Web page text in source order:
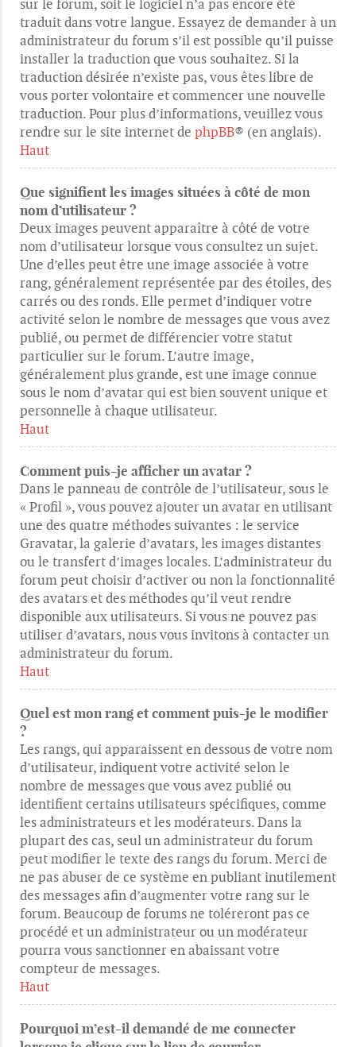
sur le forum, soit le logiciel n’a pas encore été
traduit dans votre langue. Essayez de demander à un
administrateur du forum s’il est possible qu’il puisse
installer la traduction que vous souhaitez. Si la
traduction désirée n’existe pas, vous êtes libre de
vous porter volontaire et commencer une nouvelle
traduction. Pour plus d’informations, veuillez vous
rendre sur le site internet de phpBB® (en anglais).
Haut
Que signifient les images situées à côté de mon
nom d’utilisateur ?
Deux images peuvent apparaître à côté de votre
nom d’utilisateur lorsque vous consultez un sujet.
Une d’elles peut être une image associée à votre
rang, généralement représentée par des étoiles, des
carrés ou des ronds. Elle permet d’indiquer votre
activité selon le nombre de messages que vous avez
publié, ou permet de différencier votre statut
particulier sur le forum. L’autre image,
généralement plus grande, est une image connue
sous le nom d’avatar qui est bien souvent unique et
personnelle à chaque utilisateur.
Haut
Comment puis-je afficher un avatar ?
Dans le panneau de contrôle de l’utilisateur, sous le
« Profil », vous pouvez ajouter un avatar en utilisant
une des quatre méthodes suivantes : le service
Gravatar, la galerie d’avatars, les images distantes
ou le transfert d’images locales. L’administrateur du
forum peut choisir d’activer ou non la fonctionnalité
des avatars et des méthodes qu’il veut rendre
disponible aux utilisateurs. Si vous ne pouvez pas
utiliser d’avatars, nous vous invitons à contacter un
administrateur du forum.
Haut
Quel est mon rang et comment puis-je le modifier
?
Les rangs, qui apparaissent en dessous de votre nom
d’utilisateur, indiquent votre activité selon le
nombre de messages que vous avez publié ou
identifient certains utilisateurs spécifiques, comme
les administrateurs et les modérateurs. Dans la
plupart des cas, seul un administrateur du forum
peut modifier le texte des rangs du forum. Merci de
ne pas abuser de ce système en publiant inutilement
des messages afin d’augmenter votre rang sur le
forum. Beaucoup de forums ne toléreront pas ce
procédé et un administrateur ou un modérateur
pourra vous sanctionner en abaissant votre
compteur de messages.
Haut
Pourquoi m’est-il demandé de me connecter